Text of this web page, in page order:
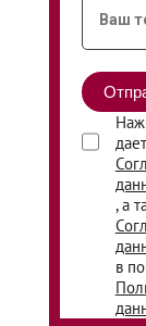
, а
в